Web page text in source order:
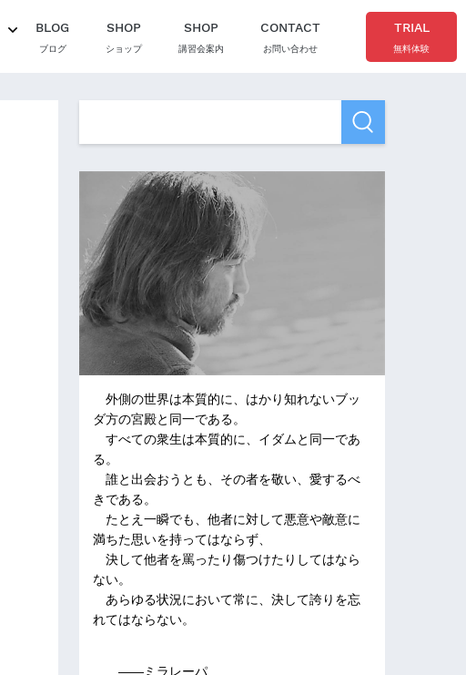
BLOG
ブログ
SHOP
ショップ
SHOP
講習会案内
CONTACT
お問い合わせ
TRIAL
無料体験
外側の世界は本質的に、はかり知れないブッ
ダ方の宮殿と同一である。
すべての衆生は本質的に、イダムと同一であ
る。
誰と出会おうとも、その者を敬い、愛するべ
きである。
たとえ一瞬でも、他者に対して悪意や敵意に
満ちた思いを持ってはならず、
決して他者を罵ったり傷つけたりしてはなら
ない。
あらゆる状況において常に、決して誇りを忘
れてはならない。
――ミラレーパ